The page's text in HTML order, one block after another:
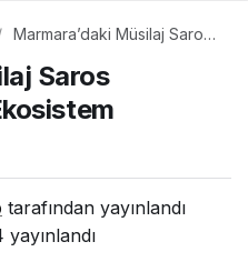
Marmara’daki Müsilaj Saros
Tehlikede
Saros
tarafından yayınlandı
yayınlandı